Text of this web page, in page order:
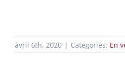
avril 6th, 2020 | Categories: En